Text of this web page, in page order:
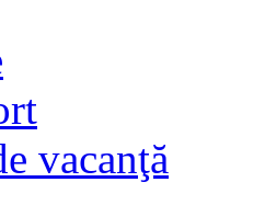
vacanţă